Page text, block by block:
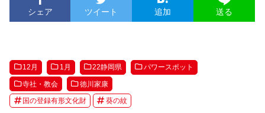
シェア ツイート 追加 送る
12月 1月 22静岡県 パワースポット
寺社・教会 徳川家康
国の登録有形文化財 葵の紋